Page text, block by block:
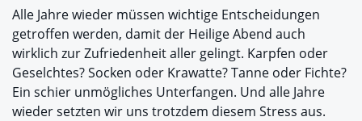
Alle Jahre wieder müssen wichtige Entscheidungen
getroffen werden, damit der Heilige Abend auch
wirklich zur Zufriedenheit aller gelingt. Karpfen oder
Geselchtes? Socken oder Krawatte? Tanne oder Fichte?
Ein schier unmögliches Unterfangen. Und alle Jahre
wieder setzten wir uns trotzdem diesem Stress aus.